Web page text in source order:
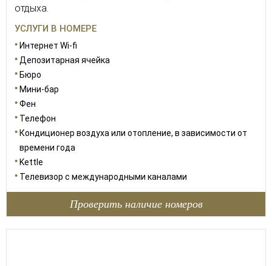
отдыха.
УСЛУГИ В НОМЕРЕ
Интернет Wi-fi
Депозитарная ячейка
Бюро
Мини-бар
Фен
Телефон
Кондиционер воздуха или отопление, в зависимости от
времени года
Kettle
Телевизор с международными каналами
Проверить наличие номеров